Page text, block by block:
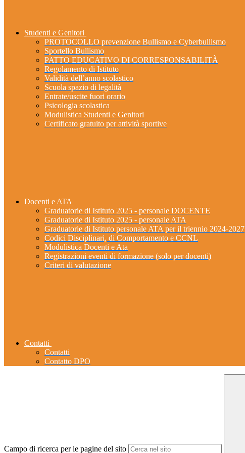
Studenti e Genitori
PROTOCOLLO prevenzione Bullismo e Cyberbullismo
Sportello Bullismo
PATTO EDUCATIVO DI CORRESPONSABILITÀ
Regolamento di Istituto
Validità dell’anno scolastico
Scuola spazio di legalità
Entrate/uscite fuori orario
Psicologia scolastica
Modulistica Studenti e Genitori
Certificato gratuito per attività sportive
Docenti e ATA
Graduatorie di Istituto 2025 - personale DOCENTE
Graduatorie di Istituto 2025 - personale ATA
Graduatorie di Istituto personale ATA per il triennio 2024-2027
Codici Disciplinari, di Comportamento e CCNL
Modulistica Docenti e Ata
Registrazioni eventi di formazione (solo per docenti)
Criteri di valutazione
Contatti
Contatti
Contatto DPO
Campo di ricerca per le pagine del sito